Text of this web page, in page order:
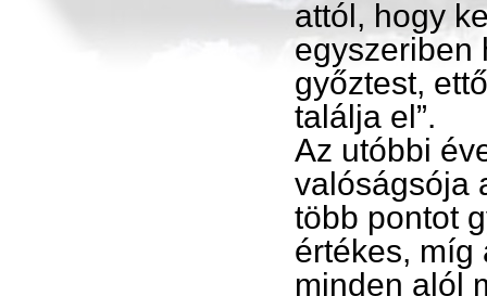
attól, hogy
egyszeriben
győztest,
találja el”.
Az utóbbi
valóságsója
több pontot
értékes, míg
minden alól